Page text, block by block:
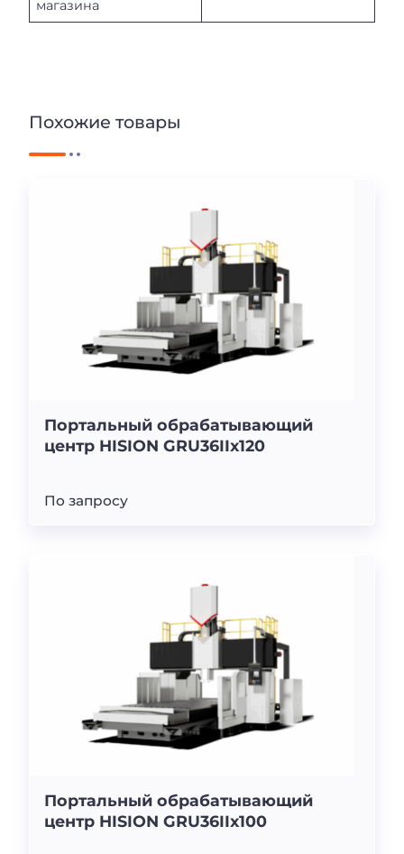
магазина
Похожие товары
Портальный обрабатывающий
центр HISION GRU36IIx120
По запросу
Портальный обрабатывающий
центр HISION GRU36IIx100